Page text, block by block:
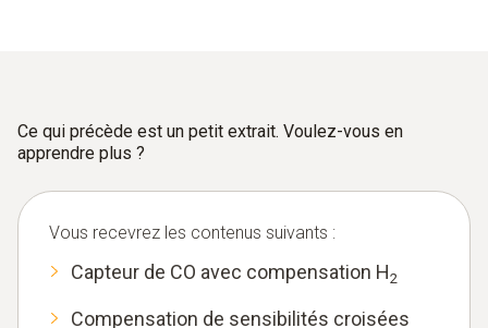
Ce qui précède est un petit extrait. Voulez-vous en
apprendre plus ?
Vous recevrez les contenus suivants :
Capteur de CO avec compensation H2
Compensation de sensibilités croisées